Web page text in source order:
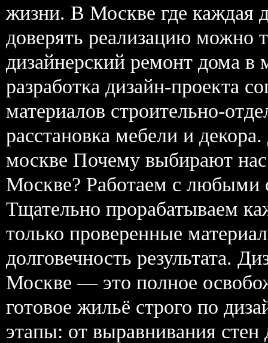
жизни. В Москве где каждая
доверять реализацию можно
дизайнерский ремонт дома
разработка дизайн-проекта
материалов строительно-
расстановка мебели и
москве Почему выбирают нас
Москве? Работаем с любыми
Тщательно прорабатываем
только проверенные
долговечность результата.
Москве — это полное
готовое жильё строго по
этапы: от выравнивания